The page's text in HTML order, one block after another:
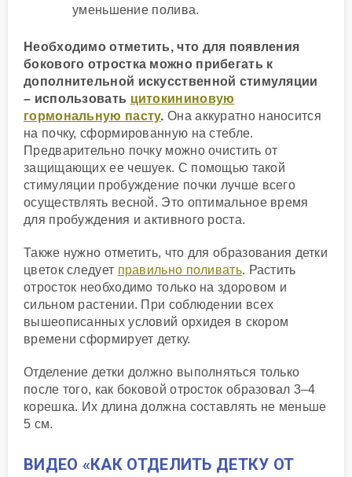
уменьшение полива.
Необходимо отметить, что для появления
бокового отростка можно прибегать к
дополнительной искусственной стимуляции
– использовать цитокининовую
гормональную пасту. Она аккуратно наносится
на почку, сформированную на стебле.
Предварительно почку можно очистить от
защищающих ее чешуек. С помощью такой
стимуляции пробуждение почки лучше всего
осуществлять весной. Это оптимальное время
для пробуждения и активного роста.
Также нужно отметить, что для образования детки
цветок следует правильно поливать. Растить
отросток необходимо только на здоровом и
сильном растении. При соблюдении всех
вышеописанных условий орхидея в скором
времени сформирует детку.
Отделение детки должно выполняться только
после того, как боковой отросток образовал 3–4
корешка. Их длина должна составлять не меньше
5 см.
ВИДЕО «КАК ОТДЕЛИТЬ ДЕТКУ ОТ